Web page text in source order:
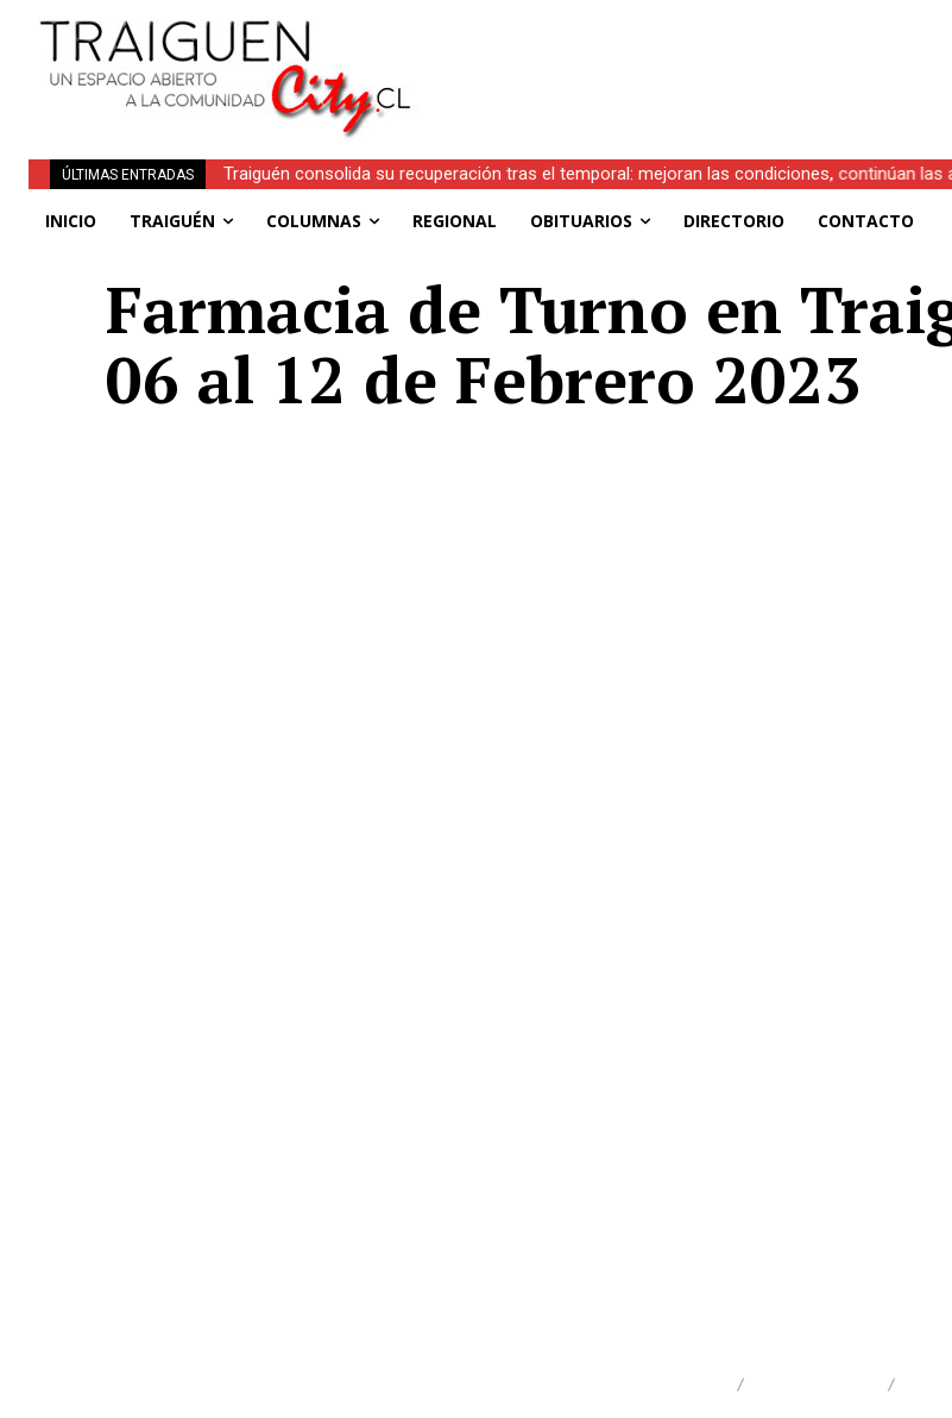
ÚLTIMAS ENTRADAS
Traiguén consolida su recuperación tras el temporal: mejoran las condiciones, continúan
INICIO TRAIGUÉN COLUMNAS REGIONAL OBITUARIOS DIRECTORIO CONTACTO
Farmacia de Turno en
06 al 12 de Febrero 2023